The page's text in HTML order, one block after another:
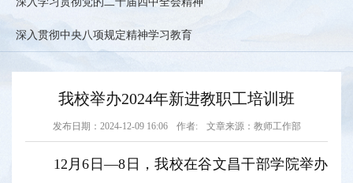
深入贯彻中央八项规定精神学习教育
我校举办2024年新进教职工培训班
发布日期：2024-12-09 16:06 作者: 文章来源：教师工作部
12月6日—8日，我校在谷文昌干部学院举办